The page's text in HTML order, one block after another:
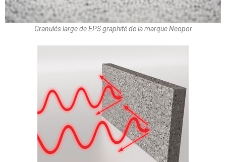
Granulés large de EPS graphité de la marque Neopor